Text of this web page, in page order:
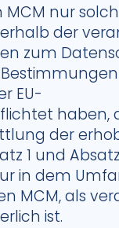
nur
der
zum
EU-
haben,
der
1 und Absatz
in dem
MCM, als
ist.